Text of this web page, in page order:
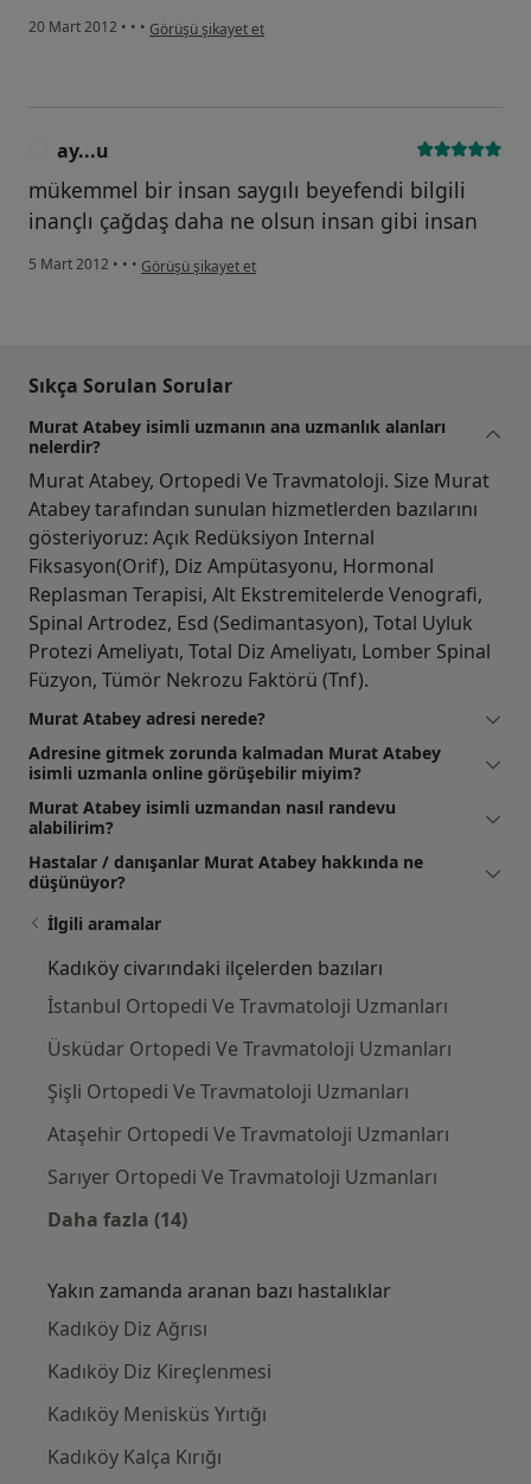
20 Mart 2012 • • • kullanıcının görüşüne göre se...n
Görüşü şikayet et
ay...u
mükemmel bir insan saygılı beyefendi bilgili
inançlı çağdaş daha ne olsun insan gibi insan
5 Mart 2012 • • • kullanıcının görüşüne göre ay...u
Görüşü şikayet et
Sıkça Sorulan Sorular
Murat Atabey isimli uzmanın ana uzmanlık alanları
nelerdir?
Murat Atabey, Ortopedi Ve Travmatoloji. Size Murat
Atabey tarafından sunulan hizmetlerden bazılarını
gösteriyoruz: Açık Redüksiyon Internal
Fiksasyon(Orif), Diz Ampütasyonu, Hormonal
Replasman Terapisi, Alt Ekstremitelerde Venografi,
Spinal Artrodez, Esd (Sedimantasyon), Total Uyluk
Protezi Ameliyatı, Total Diz Ameliyatı, Lomber Spinal
Füzyon, Tümör Nekrozu Faktörü (Tnf).
Murat Atabey adresi nerede?
Adresine gitmek zorunda kalmadan Murat Atabey
isimli uzmanla online görüşebilir miyim?
Murat Atabey isimli uzmandan nasıl randevu
alabilirim?
Hastalar / danışanlar Murat Atabey hakkında ne
düşünüyor?
İlgili aramalar
Kadıköy civarındaki ilçelerden bazıları
İstanbul Ortopedi Ve Travmatoloji Uzmanları
Üsküdar Ortopedi Ve Travmatoloji Uzmanları
Şişli Ortopedi Ve Travmatoloji Uzmanları
Ataşehir Ortopedi Ve Travmatoloji Uzmanları
Sarıyer Ortopedi Ve Travmatoloji Uzmanları
Daha fazla (14)
Yakın zamanda aranan bazı hastalıklar
Kadıköy Diz Ağrısı
Kadıköy Diz Kireçlenmesi
Kadıköy Menisküs Yırtığı
Kadıköy Kalça Kırığı